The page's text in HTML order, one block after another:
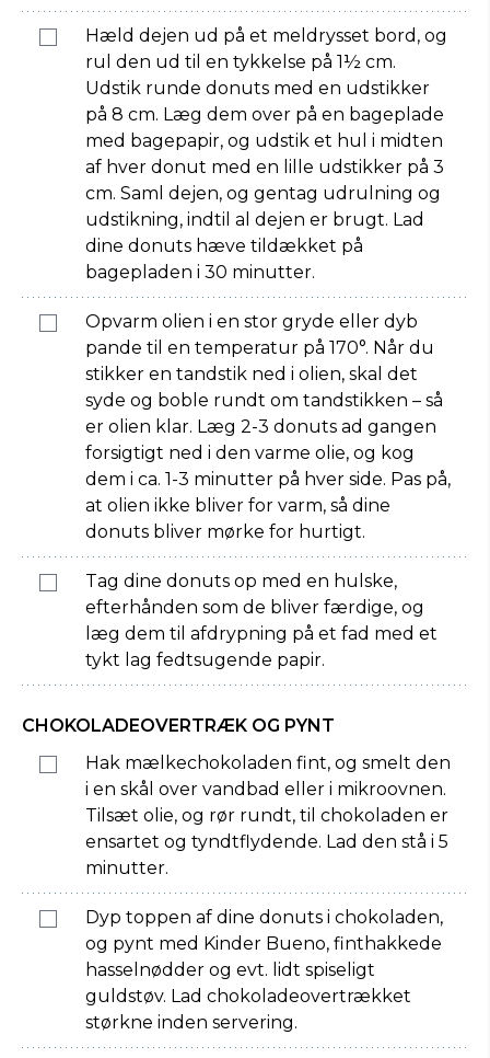
Hæld dejen ud på et meldrysset bord, og
rul den ud til en tykkelse på 1½ cm.
Udstik runde donuts med en udstikker
på 8 cm. Læg dem over på en bageplade
med bagepapir, og udstik et hul i midten
af hver donut med en lille udstikker på 3
cm. Saml dejen, og gentag udrulning og
udstikning, indtil al dejen er brugt. Lad
dine donuts hæve tildækket på
bagepladen i 30 minutter.
Opvarm olien i en stor gryde eller dyb
pande til en temperatur på 170°. Når du
stikker en tandstik ned i olien, skal det
syde og boble rundt om tandstikken – så
er olien klar. Læg 2-3 donuts ad gangen
forsigtigt ned i den varme olie, og kog
dem i ca. 1-3 minutter på hver side. Pas på,
at olien ikke bliver for varm, så dine
donuts bliver mørke for hurtigt.
Tag dine donuts op med en hulske,
efterhånden som de bliver færdige, og
læg dem til afdrypning på et fad med et
tykt lag fedtsugende papir.
CHOKOLADEOVERTRÆK OG PYNT
Hak mælkechokoladen fint, og smelt den
i en skål over vandbad eller i mikroovnen.
Tilsæt olie, og rør rundt, til chokoladen er
ensartet og tyndtflydende. Lad den stå i 5
minutter.
Dyp toppen af dine donuts i chokoladen,
og pynt med Kinder Bueno, finthakkede
hasselnødder og evt. lidt spiseligt
guldstøv. Lad chokoladeovertrækket
størkne inden servering.